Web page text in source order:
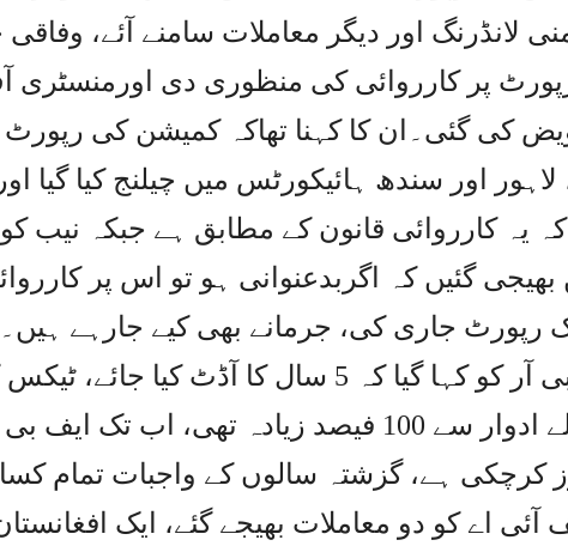
لانڈرنگ اور دیگر معاملات سامنے آئے،
پر کارروائی کی منظوری دی اورمنسٹری
کی گئی۔ان کا کہنا تھاکہ کمیشن کی رپورٹ
لاہور اور سندھ ہائیکورٹس میں چیلنج کیا گیا
کہ یہ کارروائی قانون کے مطابق ہے جبکہ
بھیجی گئیں کہ اگربدعنوانی ہو تو اس پر
رپورٹ جاری کی، جرمانے بھی کیے جارہے
مطابق ایف بی آر کو کہا گیا کہ 5 سال کا آڈٹ کیا
کرچکی ہے، گزشتہ سالوں کے واجبات تمام
آئی اے کو دو معاملات بھیجے گئے، ایک